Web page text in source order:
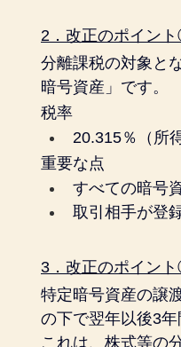
2．改正のポイン
分離課税の対象と
暗号資産」です。
税率
20.315％（所
重要な点
すべての暗号
取引相手が登
3．改正のポイン
特定暗号資産の譲
の下で翌年以後3
これは、株式等の